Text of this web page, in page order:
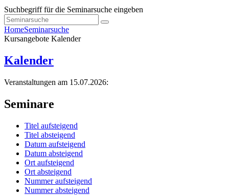
Suchbegriff für die Seminarsuche eingeben
HomeSeminarsuche
Kursangebote Kalender
Kalender
Veranstaltungen am 15.07.2026:
Seminare
Titel aufsteigend
Titel absteigend
Datum aufsteigend
Datum absteigend
Ort aufsteigend
Ort absteigend
Nummer aufsteigend
Nummer absteigend